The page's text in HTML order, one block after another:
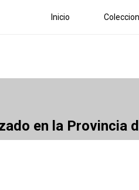
Inicio
en la Provincia